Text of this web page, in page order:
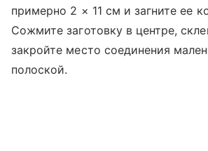
примерно 2 × 11 см и загните ее
Сожмите заготовку в центре,
закройте место соединения
полоской.